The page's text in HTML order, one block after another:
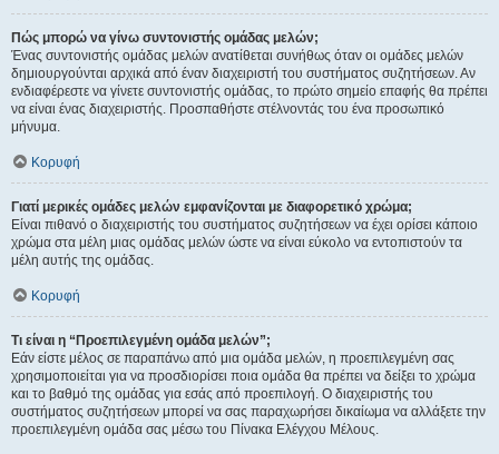
Πώς μπορώ να γίνω συντονιστής ομάδας μελών;
Ένας συντονιστής ομάδας μελών ανατίθεται συνήθως όταν οι ομάδες μελών
δημιουργούνται αρχικά από έναν διαχειριστή του συστήματος συζητήσεων. Αν
ενδιαφέρεστε να γίνετε συντονιστής ομάδας, το πρώτο σημείο επαφής θα πρέπει
να είναι ένας διαχειριστής. Προσπαθήστε στέλνοντάς του ένα προσωπικό
μήνυμα.
Κορυφή
Γιατί μερικές ομάδες μελών εμφανίζονται με διαφορετικό χρώμα;
Είναι πιθανό ο διαχειριστής του συστήματος συζητήσεων να έχει ορίσει κάποιο
χρώμα στα μέλη μιας ομάδας μελών ώστε να είναι εύκολο να εντοπιστούν τα
μέλη αυτής της ομάδας.
Κορυφή
Τι είναι η “Προεπιλεγμένη ομάδα μελών”;
Εάν είστε μέλος σε παραπάνω από μια ομάδα μελών, η προεπιλεγμένη σας
χρησιμοποιείται για να προσδιορίσει ποια ομάδα θα πρέπει να δείξει το χρώμα
και το βαθμό της ομάδας για εσάς από προεπιλογή. Ο διαχειριστής του
συστήματος συζητήσεων μπορεί να σας παραχωρήσει δικαίωμα να αλλάξετε την
προεπιλεγμένη ομάδα σας μέσω του Πίνακα Ελέγχου Μέλους.